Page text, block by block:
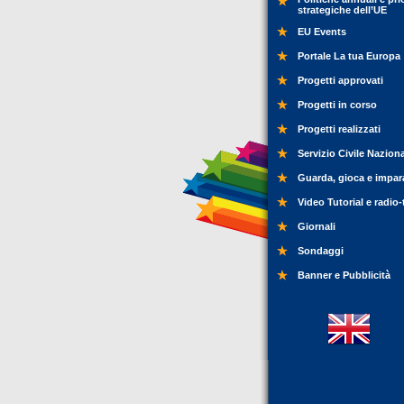
strategiche dell’UE
EU Events
Portale La tua Europa
Progetti approvati
Progetti in corso
Progetti realizzati
Servizio Civile
Guarda, gioca e
Video Tutorial e
Giornali
Sondaggi
Banner e Pubblicità